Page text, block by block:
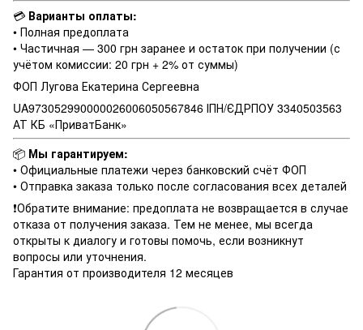
💳 Варианты оплаты:
• Полная предоплата
• Частичная — 300 грн заранее и остаток при получении (с
учётом комиссии: 20 грн + 2% от суммы)
ФОП Лугова Екатерина Сергеевна
UA973052990000026006050567846 ІПН/ЄДРПОУ 3340503563
АТ КБ «ПриватБанк»
📦 Мы гарантируем:
• Официальные платежи через банковский счёт ФОП
• Отправка заказа только после согласования всех деталей
❗️Обратите внимание: предоплата не возвращается в случае
отказа от получения заказа. Тем не менее, мы всегда
открыты к диалогу и готовы помочь, если возникнут
вопросы или уточнения.
Гарантия от производителя 12 месяцев